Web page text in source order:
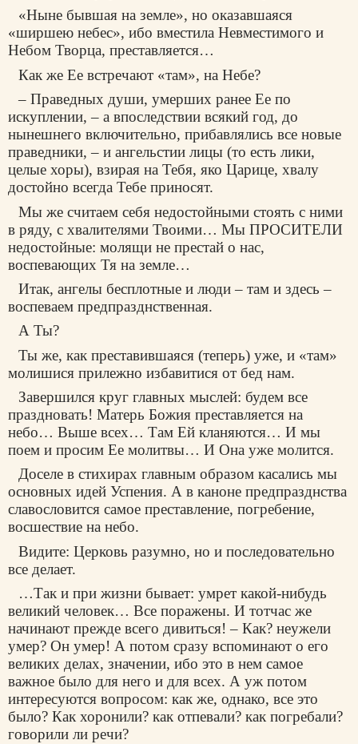
«Ныне бывшая на земле», но оказавшаяся
«ширшею небес», ибо вместила Невместимого и
Небом Творца, преставляется…
Как же Ее встречают «там», на Небе?
– Праведных души, умерших ранее Ее по
искуплении, – а впоследствии всякий год, до
нынешнего включительно, прибавлялись все новые
праведники, – и ангельстии лицы (то есть лики,
целые хоры), взирая на Тебя, яко Царице, хвалу
достойно всегда Тебе приносят.
Мы же считаем себя недостойными стоять с ними
в ряду, с хвалителями Твоими… Мы ПРОСИТЕЛИ
недостойные: молящи не престай о нас,
воспевающих Тя на земле…
Итак, ангелы бесплотные и люди – там и здесь –
воспеваем предпразднственная.
А Ты?
Ты же, как преставившаяся (теперь) уже, и «там»
молишися прилежно избавитися от бед нам.
Завершился круг главных мыслей: будем все
праздновать! Матерь Божия преставляется на
небо… Выше всех… Там Ей кланяются… И мы
поем и просим Ее молитвы… И Она уже молится.
Доселе в стихирах главным образом касались мы
основных идей Успения. А в каноне предпразднства
славословится самое преставление, погребение,
восшествие на небо.
Видите: Церковь разумно, но и последовательно
все делает.
…Так и при жизни бывает: умрет какой-нибудь
великий человек… Все поражены. И тотчас же
начинают прежде всего дивиться! – Как? неужели
умер? Он умер! А потом сразу вспоминают о его
великих делах, значении, ибо это в нем самое
важное было для него и для всех. А уж потом
интересуются вопросом: как же, однако, все это
было? Как хоронили? как отпевали? как погребали?
говорили ли речи?